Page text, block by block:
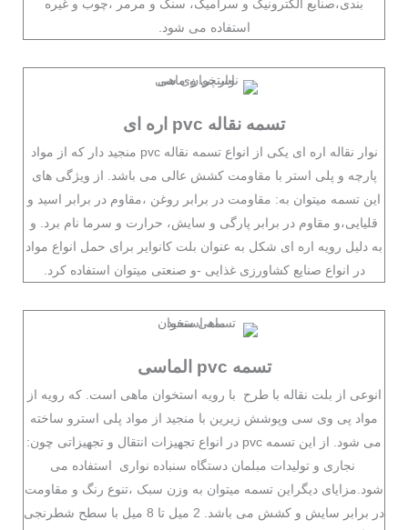
بندی،صنایع الکترونیک و سرامیک، سنگ و مرمر ،چوب و غیره
استفاده می شود.
تسمه نقاله pvc اره ای
نوار نقاله اره ای یکی از انواع تسمه نقاله pvc منجید دار که از مواد
پارچه و پلی استر با مقاومت کشش عالی می باشد. از ویژگی های
این تسمه میتوان به: مقاومت در برابر روغن ،مقاوم در برابر اسید و
قلیایی،و مقاوم در برابر پارگی و سایش، حرارت و سرما نام برد. و
به دلیل رویه اره ای شکل به عنوان بلت کانوایر برای حمل انواع مواد
در انواع صنایع کشاورزی غذایی -و صنعتی میتوان استفاده کرد.
تسمه pvc الماسی
انوعی از بلت نقاله با طرح با رویه استخوان ماهی است. که رویه از
مواد پی وی سی وپوشش زیرین با منجید از مواد پلی استرو ساخته
می شود. از این تسمه pvc در انواع تجهیزات انتقال و تجهیزاتی چون:
نجاری و تولیدات مبلمان دستگاه سنباده نواری استفاده می
شود.مزایای دیگراین تسمه میتوان به وزن سبک ،تنوع رنگ و مقاومت
در برابر سایش و کشش می باشد. 2 میل تا 8 میل با سطح شطرنجی